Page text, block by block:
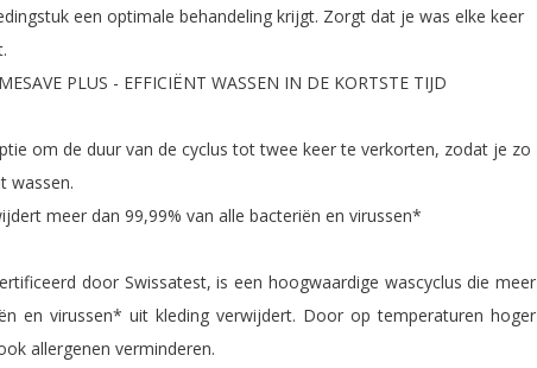
een optimale behandeling krijgt. Zorgt dat je was elke keer
PLUS - EFFICIËNT WASSEN IN DE KORTSTE TIJD
om de duur van de cyclus tot twee keer te verkorten, zodat je zo
wassen.
meer dan 99,99% van alle bacteriën en virussen*
door Swissatest, is een hoogwaardige wascyclus die meer
en virussen* uit kleding verwijdert. Door op temperaturen hoger
allergenen verminderen.